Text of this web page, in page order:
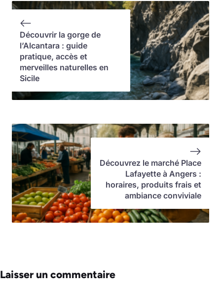
Découvrir la gorge de
l’Alcantara : guide
pratique, accès et
merveilles naturelles en
Sicile
Découvrez le marché Place
Lafayette à Angers :
horaires, produits frais et
ambiance conviviale
Laisser un commentaire